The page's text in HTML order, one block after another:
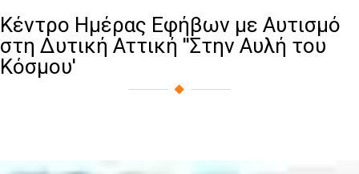
Κέντρο Ημέρας Εφήβων με Αυτισμό
στη Δυτική Αττική ''Στην Αυλή του
Κόσμου'